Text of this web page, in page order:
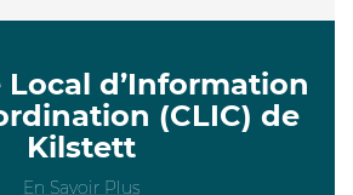
Local d’Information
(CLIC) de
Kilstett
En Savoir Plus